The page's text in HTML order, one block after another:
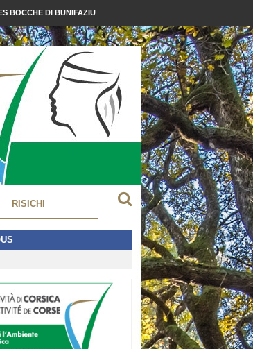
BOCCHE DI BUNIFAZIU
RISICHI